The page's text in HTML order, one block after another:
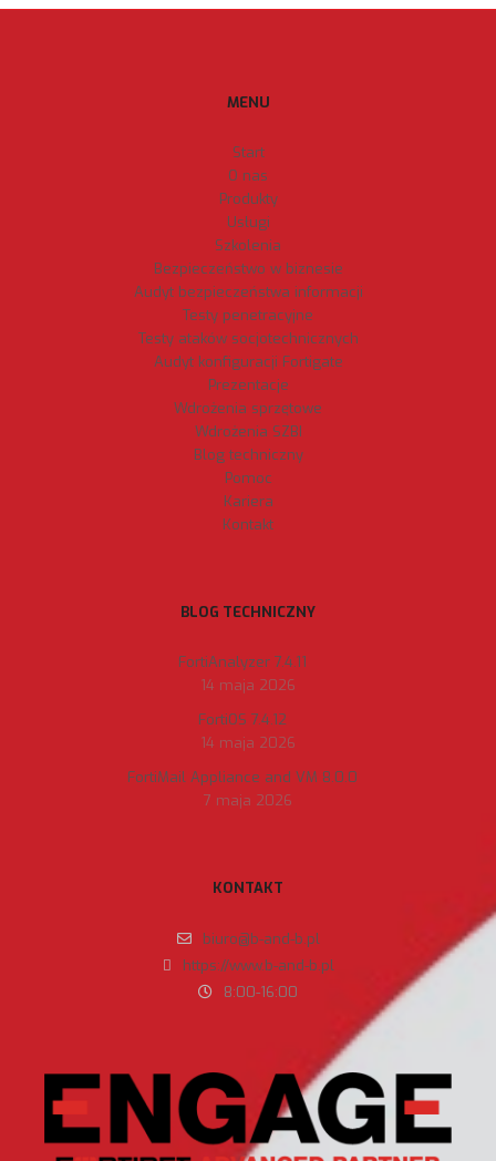
MENU
Start
O nas
Produkty
Usługi
Szkolenia
Bezpieczeństwo w biznesie
Audyt bezpieczeństwa informacji
Testy penetracyjne
Testy ataków socjotechnicznych
Audyt konfiguracji Fortigate
Prezentacje
Wdrożenia sprzętowe
Wdrożenia SZBI
Blog techniczny
Pomoc
Kariera
Kontakt
BLOG TECHNICZNY
FortiAnalyzer 7.4.11
14 maja 2026
FortiOS 7.4.12
14 maja 2026
FortiMail Appliance and VM 8.0.0
7 maja 2026
KONTAKT
biuro@b-and-b.pl
https://www.b-and-b.pl
8:00-16:00